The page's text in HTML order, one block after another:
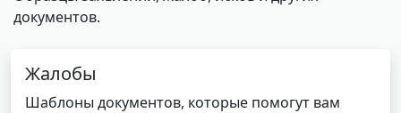
документов.
Жалобы
Шаблоны документов, которые помогут вам